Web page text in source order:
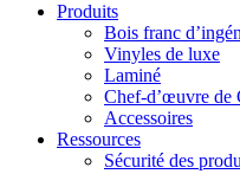
Produits
Bois franc
Vinyles de luxe
Laminé
Chef-d’œuvre de
Accessoires
Ressources
Sécurité des